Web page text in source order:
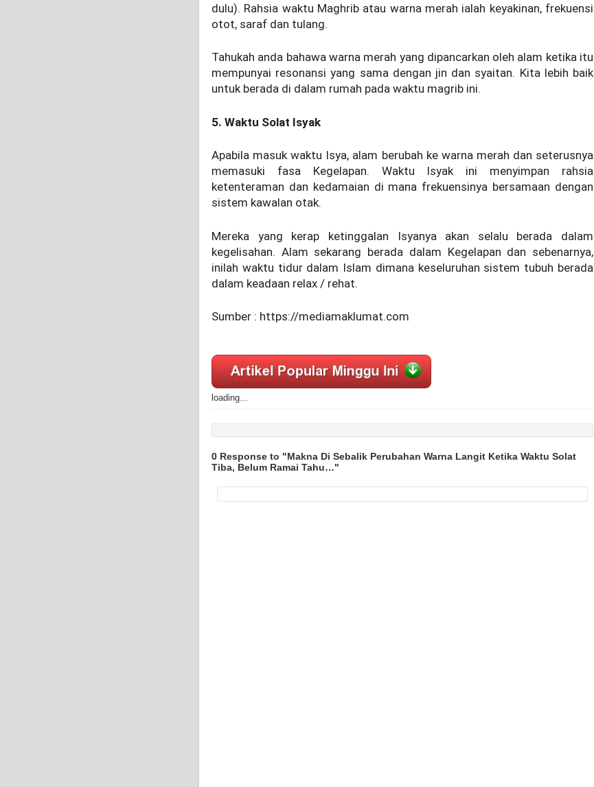
dulu). Rahsia waktu Maghrib atau warna merah ialah keyakinan, frekuensi
otot, saraf dan tulang.
Tahukah anda bahawa warna merah yang dipancarkan oleh alam ketika itu
mempunyai resonansi yang sama dengan jin dan syaitan. Kita lebih baik
untuk berada di dalam rumah pada waktu magrib ini.
5. Waktu Solat Isyak
Apabila masuk waktu Isya, alam berubah ke warna merah dan seterusnya
memasuki fasa Kegelapan. Waktu Isyak ini menyimpan rahsia
ketenteraman dan kedamaian di mana frekuensinya bersamaan dengan
sistem kawalan otak.
Mereka yang kerap ketinggalan Isyanya akan selalu berada dalam
kegelisahan. Alam sekarang berada dalam Kegelapan dan sebenarnya,
inilah waktu tidur dalam Islam dimana keseluruhan sistem tubuh berada
dalam keadaan relax / rehat.
Sumber : https://mediamaklumat.com
loading...
0 Response to "Makna Di Sebalik Perubahan Warna Langit Ketika Waktu Solat
Tiba, Belum Ramai Tahu…"